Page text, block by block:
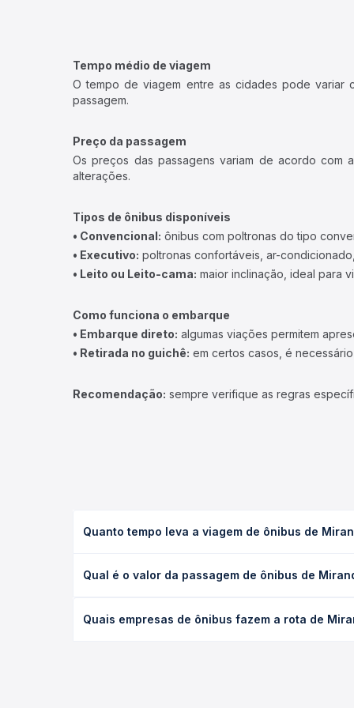
Tempo médio de viagem
O tempo de viagem entre as cidades pode variar
passagem.
Preço da passagem
Os preços das passagens variam de acordo com
alterações.
Tipos de ônibus disponíveis
• Convencional: ônibus com poltronas do tipo
• Executivo: poltronas confortáveis, ar-
• Leito ou Leito-cama: maior inclinação, ideal para
Como funciona o embarque
• Embarque direto: algumas viações permitem
• Retirada no guichê: em certos casos, é
Recomendação: sempre verifique as regras
Quanto tempo leva a viagem de ônibus de
executivo ou leito) e as condições de tráfego. Na
Qual é o valor da passagem de ônibus de
de poltrona e a antecedência da compra. Na
Quais empresas de ônibus fazem a rota de